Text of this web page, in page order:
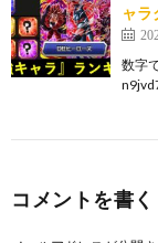
ャラ
数字
コメントを書く